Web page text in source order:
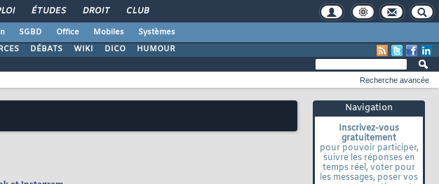
ÉTUDES DROIT CLUB
SGBD Office Mobiles
Systèmes
DÉBATS WIKI DICO HUMOUR
Navigation
Inscrivez-vous
gratuitement
pour pouvoir participer,
suivre les réponses en
temps réel, voter pour
les messages, poser vos
Recherche avancée